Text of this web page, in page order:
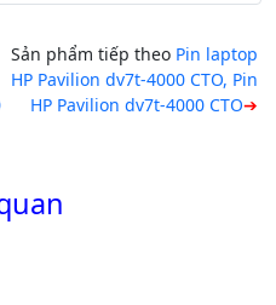
Sản phẩm tiếp theo Pin laptop
HP Pavilion dv7t-4000 CTO, Pin
HP Pavilion dv7t-4000 CTO